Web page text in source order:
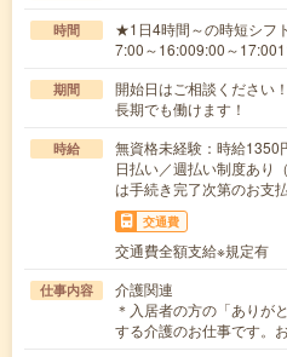
時間
★1日4時間～の時短シフ
7:00～16:009:00～
期間
開始日はご相談くださ
長期でも働けます！
時給
無資格未経験：時給
日払い／週払い制度あり
は手続き完了次第のお支
交通費
交通費全額支給※規定有
仕事内容
介護関連
＊入居者の方の「ありが
する介護のお仕事です。